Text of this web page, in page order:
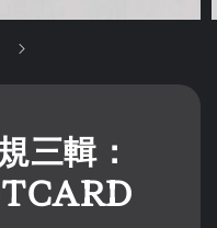
三輯：